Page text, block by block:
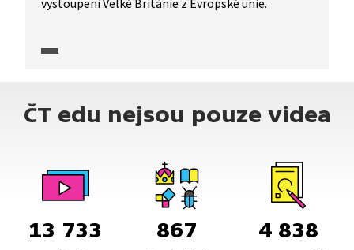
vystoupení Velké Británie z Evropské unie.
ČT edu nejsou pouze videa
13 733 867 4 838